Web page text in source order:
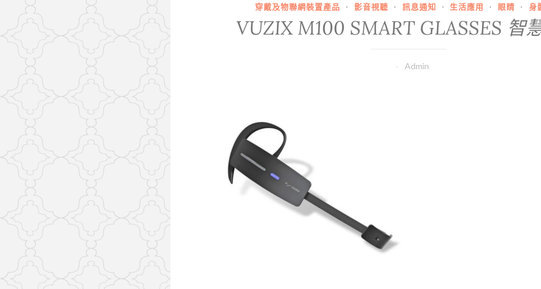
穿戴及物聯網裝置產品 · 影音視聽 · 訊息通知 · 生活應用 · 眼睛 · 身
VUZIX M100 SMART GLASSES 智
Admin